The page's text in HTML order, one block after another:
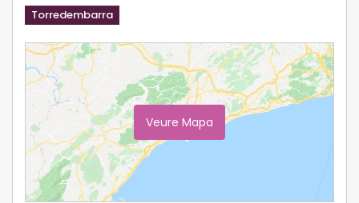
Torredembarra
Veure Mapa